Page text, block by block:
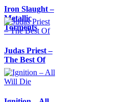
Iron Slaught –
Metallic
Torments
Judas Priest –
The Best Of